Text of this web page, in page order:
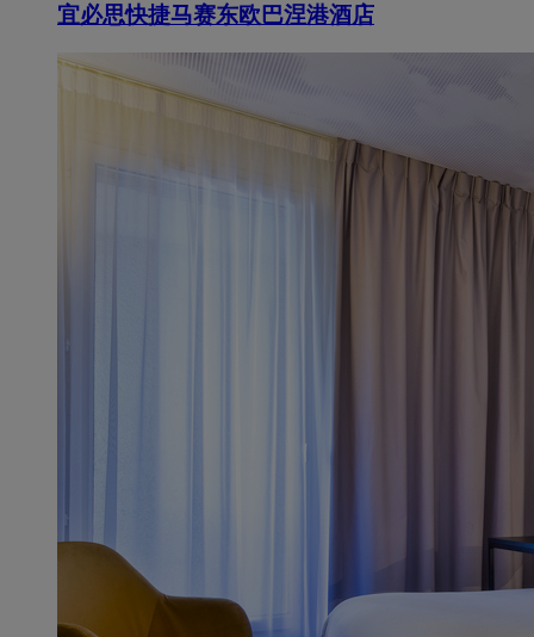
宜必思快捷马赛东欧巴涅港酒店